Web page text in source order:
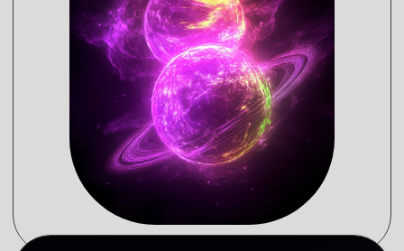
У Львов под конец 2026 года могут быть
непредвиденные расходы – это значит, что
есть время подготовиться. Важно регулярно
откладывать деньги. Желательно на разные
счета под разные цели.
Это могут быть как простые накопительные
счета, так и инвестиционные. На
инвестиционных особенно важно понимать,
на какую цель и на какой срок вы
вкладываете деньги, чтобы рассчитать
доходность и подобрать инструменты. Это
и есть финансовый план, о котором просят
позаботиться звезды.